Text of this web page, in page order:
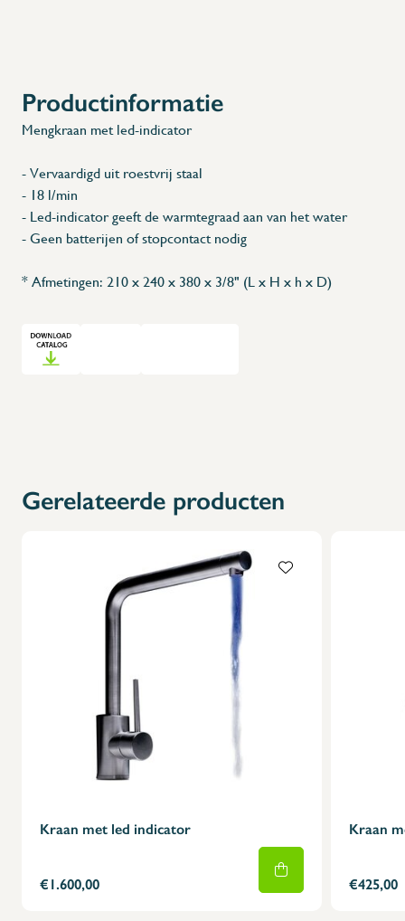
Productinformatie
Mengkraan met led-indicator
- Vervaardigd uit roestvrij staal
- 18 l/min
- Led-indicator geeft de warmtegraad aan van het water
- Geen batterijen of stopcontact nodig
* Afmetingen: 210 x 240 x 380 x 3/8" (L x H x h x D)
Gerelateerde producten
Kraan met led indicator
€1.600,00
Kraan
€425,00